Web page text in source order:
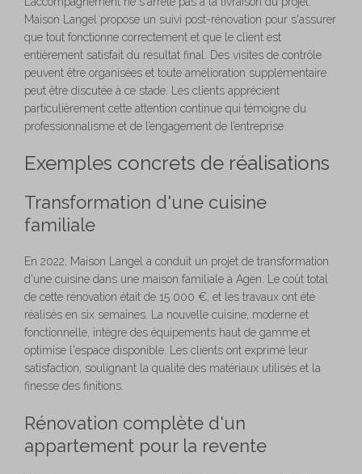
Maison Langel propose un suivi post-rénovation pour s'assurer
que tout fonctionne correctement et que le client est
entièrement satisfait du résultat final. Des visites de contrôle
peuvent être organisées et toute amélioration supplémentaire
peut être discutée à ce stade. Les clients apprécient
particulièrement cette attention continue qui témoigne du
professionnalisme et de l’engagement de l’entreprise.
Exemples concrets de réalisations
Transformation d'une cuisine
familiale
En 2022, Maison Langel a conduit un projet de transformation
d'une cuisine dans une maison familiale à Agen. Le coût total
de cette rénovation était de 15 000 €, et les travaux ont été
réalisés en six semaines. La nouvelle cuisine, moderne et
fonctionnelle, intègre des équipements haut de gamme et
optimise l'espace disponible. Les clients ont exprimé leur
satisfaction, soulignant la qualité des matériaux utilisés et la
finesse des finitions.
Rénovation complète d'un
appartement pour la revente